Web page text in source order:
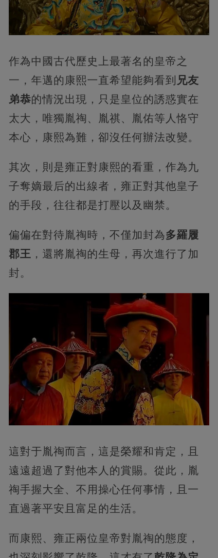
作為中國古代歷史上最著名的皇帝之
一，年邁的康熙一直希望能夠看到 兄友
弟恭的情況出現，只是皇位的誘惑實在
太大，唯獨胤祹、胤祺、胤佑等人恪守
本心，康熙為難，卻沒任何辦法改變。
其次，則是雍正對康熙的看重，作為九
子奪嫡最后的出線者，雍正對其他皇子
的手段，往往都是打壓以及幽禁。
偏偏在對待胤祹時，不僅加封為多羅履
郡王 ，還將胤祹的生母，再次進行了加
封。
這對于胤祹而言，這是榮耀和肯定，且
遠遠超過了對他本人的賞賜。從此，胤
祹手握大全、不用操心任何事情，且一
直過著平安且富足的生活。
而康熙、雍正兩位皇帝對胤祹的態度，